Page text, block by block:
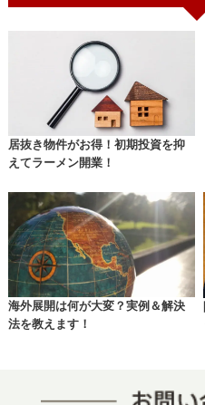
居抜き物件がお得！初期投資を抑
えてラーメン開業！
海外展開は何が大変？実例＆解決
法を教えます！